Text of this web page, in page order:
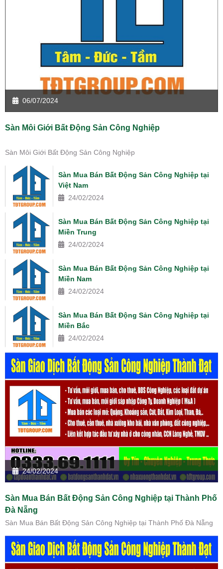
06/07/2024
Sàn Môi Giới Bất Động Sản Công Nghiệp
Sàn Môi Giới Bất Động Sản Công Nghiệp
Sàn Mua Bán Bất Động Sản Công Nghiệp tại
Việt Nam
24/02/2024
Sàn Mua Bán Bất Động Sản Công Nghiệp tại
Miền Trung
24/02/2024
Sàn Mua Bán Bất Động Sản Công Nghiệp tại
Miền Nam
24/02/2024
Sàn Mua Bán Bất Động Sản Công Nghiệp tại
Miền Bắc
24/02/2024
24/02/2024
Sàn Mua Bán Bất Động Sản Công Nghiệp tại Thành Phố
Đà Nẵng
Sàn Mua Bán Bất Động Sản Công Nghiệp tại Thành Phố Đà Nẵng